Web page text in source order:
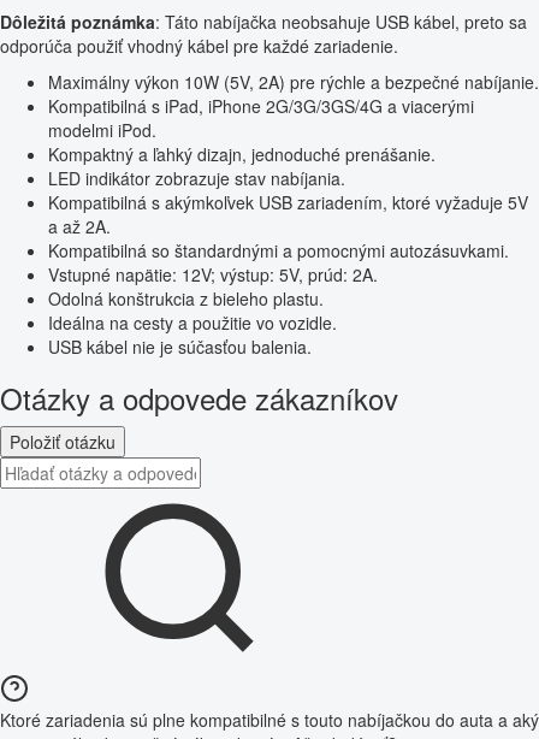
Dôležitá poznámka: Táto nabíjačka neobsahuje USB kábel, preto sa
odporúča použiť vhodný kábel pre každé zariadenie.
Maximálny výkon 10W (5V, 2A) pre rýchle a bezpečné nabíjanie.
Kompatibilná s iPad, iPhone 2G/3G/3GS/4G a viacerými
modelmi iPod.
Kompaktný a ľahký dizajn, jednoduché prenášanie.
LED indikátor zobrazuje stav nabíjania.
Kompatibilná s akýmkoľvek USB zariadením, ktoré vyžaduje 5V
a až 2A.
Kompatibilná so štandardnými a pomocnými autozásuvkami.
Vstupné napätie: 12V; výstup: 5V, prúd: 2A.
Odolná konštrukcia z bieleho plastu.
Ideálna na cesty a použitie vo vozidle.
USB kábel nie je súčasťou balenia.
Otázky a odpovede zákazníkov
Položiť otázku
Ktoré zariadenia sú plne kompatibilné s touto nabíjačkou do auta a aký